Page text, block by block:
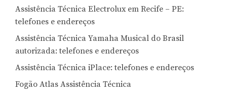
Assistência Técnica Electrolux em Recife – PE:
telefones e endereços
Assistência Técnica Yamaha Musical do Brasil
autorizada: telefones e endereços
Assistência Técnica iPlace: telefones e endereços
Fogão Atlas Assistência Técnica